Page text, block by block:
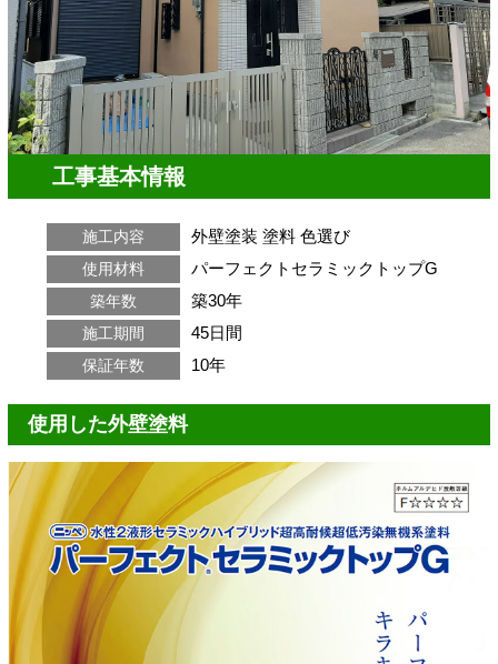
工事基本情報
施工内容 外壁塗装 塗料 色選び
使用材料 パーフェクトセラミックトップG
築年数 築30年
施工期間 45日間
保証年数 10年
使用した外壁塗料